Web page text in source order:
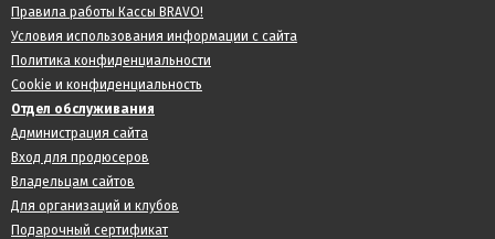
Правила работы Кассы BRAVO!
Условия использования информации с сайта
Политика конфиденциальности
Cookie и конфиденциальность
Отдел обслуживания
Администрация сайта
Вход для продюсеров
Владельцам сайтов
Для организаций и клубов
Подарочный сертификат